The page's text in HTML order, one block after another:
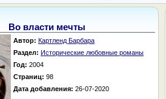
Во власти мечты
Автор: Картленд Барбара
Раздел: Исторические любовные романы
Год: 2004
Страниц: 98
Дата добавления: 26-07-2020